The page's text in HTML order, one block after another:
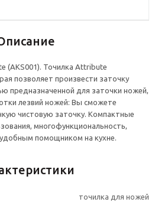
(AKS001). Точилка Attribute
позволяет произвести заточку
предназначенной для заточки ножей,
лезвий ножей: Вы сможете
чистовую заточку. Компактные
многофункциональность,
помощником на кухне.
точилка для ножей